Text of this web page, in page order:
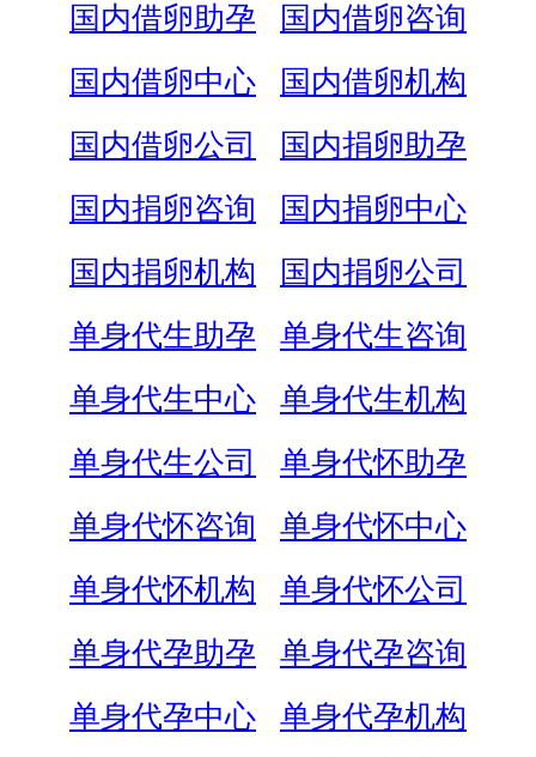
国内借卵助孕
国内借卵咨询
国内借卵中心
国内借卵机构
国内借卵公司
国内捐卵助孕
国内捐卵咨询
国内捐卵中心
国内捐卵机构
国内捐卵公司
单身代生助孕
单身代生咨询
单身代生中心
单身代生机构
单身代生公司
单身代怀助孕
单身代怀咨询
单身代怀中心
单身代怀机构
单身代怀公司
单身代孕助孕
单身代孕咨询
单身代孕中心
单身代孕机构